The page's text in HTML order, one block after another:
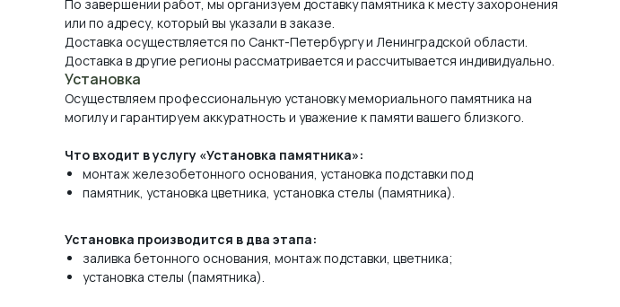
По завершении работ, мы организуем доставку памятника к месту захоронения
или по адресу, который вы указали в заказе.
Доставка осуществляется по Санкт-Петербургу и Ленинградской области.
Доставка в другие регионы рассматривается и рассчитывается индивидуально.
Установка
Осуществляем профессиональную установку мемориального памятника на
могилу и гарантируем аккуратность и уважение к памяти вашего близкого.
Что входит в услугу «Установка памятника»:
монтаж железобетонного основания, установка подставки под
памятник, установка цветника, установка стелы (памятника).
Установка производится в два этапа:
заливка бетонного основания, монтаж подставки, цветника;
установка стелы (памятника).